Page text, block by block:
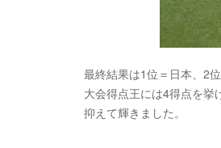
最終結果は1位＝日本、2
大会得点王には4得点を挙
抑えて輝きました。